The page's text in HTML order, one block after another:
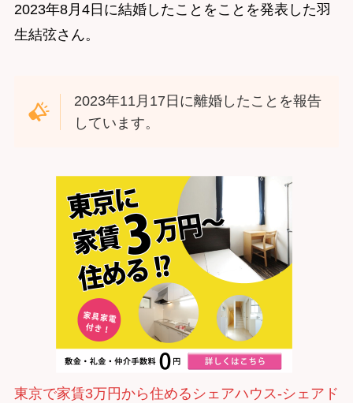
2023年8月4日に結婚したことをことを発表した羽
生結弦さん。
2023年11月17日に離婚したことを報告
しています。
東京で家賃3万円から住めるシェアハウス-シェアド